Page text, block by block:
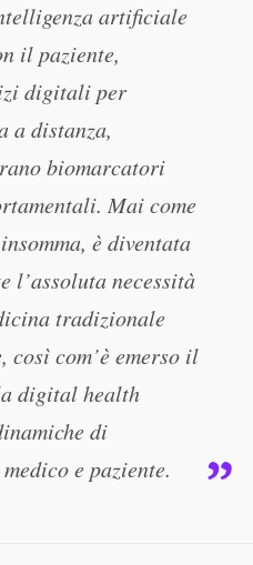
artificiale
il paziente,
digitali per
a distanza,
biomarcatori
Mai come
è diventata
l’assoluta necessità
tradizionale
com’è emerso il
digital health
di
e paziente.